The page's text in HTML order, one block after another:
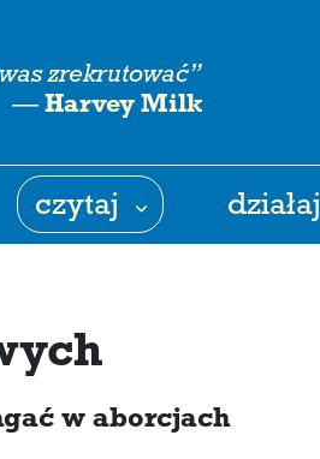
zrekrutować”
— Harvey Milk
czytaj działaj
w aborcjach